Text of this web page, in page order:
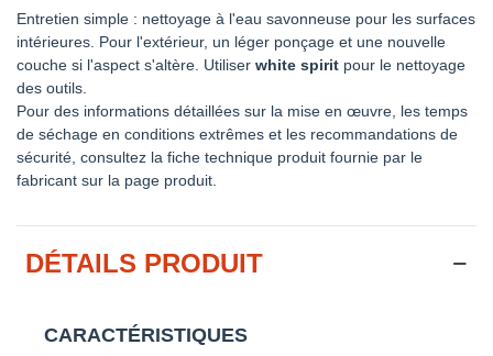
Entretien simple : nettoyage à l'eau savonneuse pour les surfaces
intérieures. Pour l'extérieur, un léger ponçage et une nouvelle
couche si l'aspect s'altère. Utiliser white spirit pour le nettoyage
des outils.
Pour des informations détaillées sur la mise en œuvre, les temps
de séchage en conditions extrêmes et les recommandations de
sécurité, consultez la fiche technique produit fournie par le
fabricant sur la page produit.
DÉTAILS PRODUIT
CARACTÉRISTIQUES